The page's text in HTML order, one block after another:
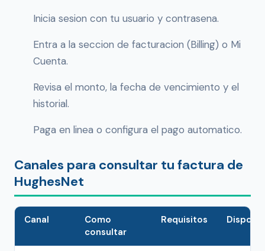
Inicia sesion con tu usuario y contrasena.
Entra a la seccion de facturacion (Billing) o Mi
Cuenta.
Revisa el monto, la fecha de vencimiento y el
historial.
Paga en linea o configura el pago automatico.
Canales para consultar tu factura de
HughesNet
Canal
Como
consultar
Requisitos